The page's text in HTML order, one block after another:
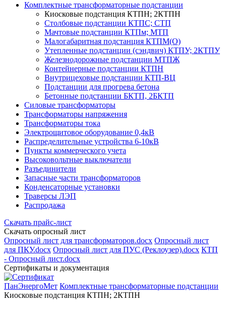
Комплектные трансформаторные подстанции
Киосковые подстанция КТПН; 2КТПН
Столбовые подстанции КТПС; СТП
Мачтовые подстанции КТПм; МТП
Малогабаритная подстанция КТПМ(О)
Утепленные подстанции (сэндвич) КТПУ; 2КТПУ
Железнодорожные подстанции МТПЖ
Контейнерные подстанции КТПН
Внутрицеховые подстанции КТП-ВЦ
Подстанции для прогрева бетона
Бетонные подстанции БКТП, 2БКТП
Силовые трансформаторы
Трансформаторы напряжения
Трансформаторы тока
Электрощитовое оборудование 0,4кВ
Распределительные устройства 6-10кВ
Пункты коммерческого учета
Высоковольтные выключатели
Разъединители
Запасные части трансформаторов
Конденсаторные установки
Траверсы ЛЭП
Распродажа
Скачать прайс-лист
Скачать опросный лист
Опросный лист для трансформаторов.docx Опросный лист
для ПКУ.docx Опросный лист для ПУС (Реклоузер).docx КТП
- Опросный лист.docx
Сертификаты и документация
ПанЭнергоМет Комплектные трансформаторные подстанции
Киосковые подстанция КТПН; 2КТПН